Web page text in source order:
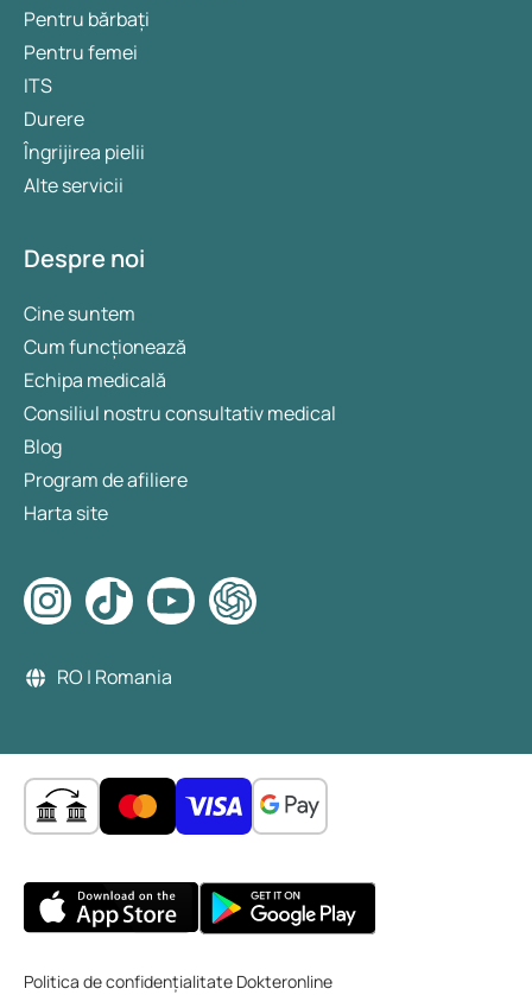
Pentru bărbați
Pentru femei
ITS
Durere
Îngrijirea pielii
Alte servicii
Despre noi
Cine suntem
Cum funcționează
Echipa medicală
Consiliul nostru consultativ medical
Blog
Program de afiliere
Harta site
RO | Romania
Politica de confidențialitate Dokteronline